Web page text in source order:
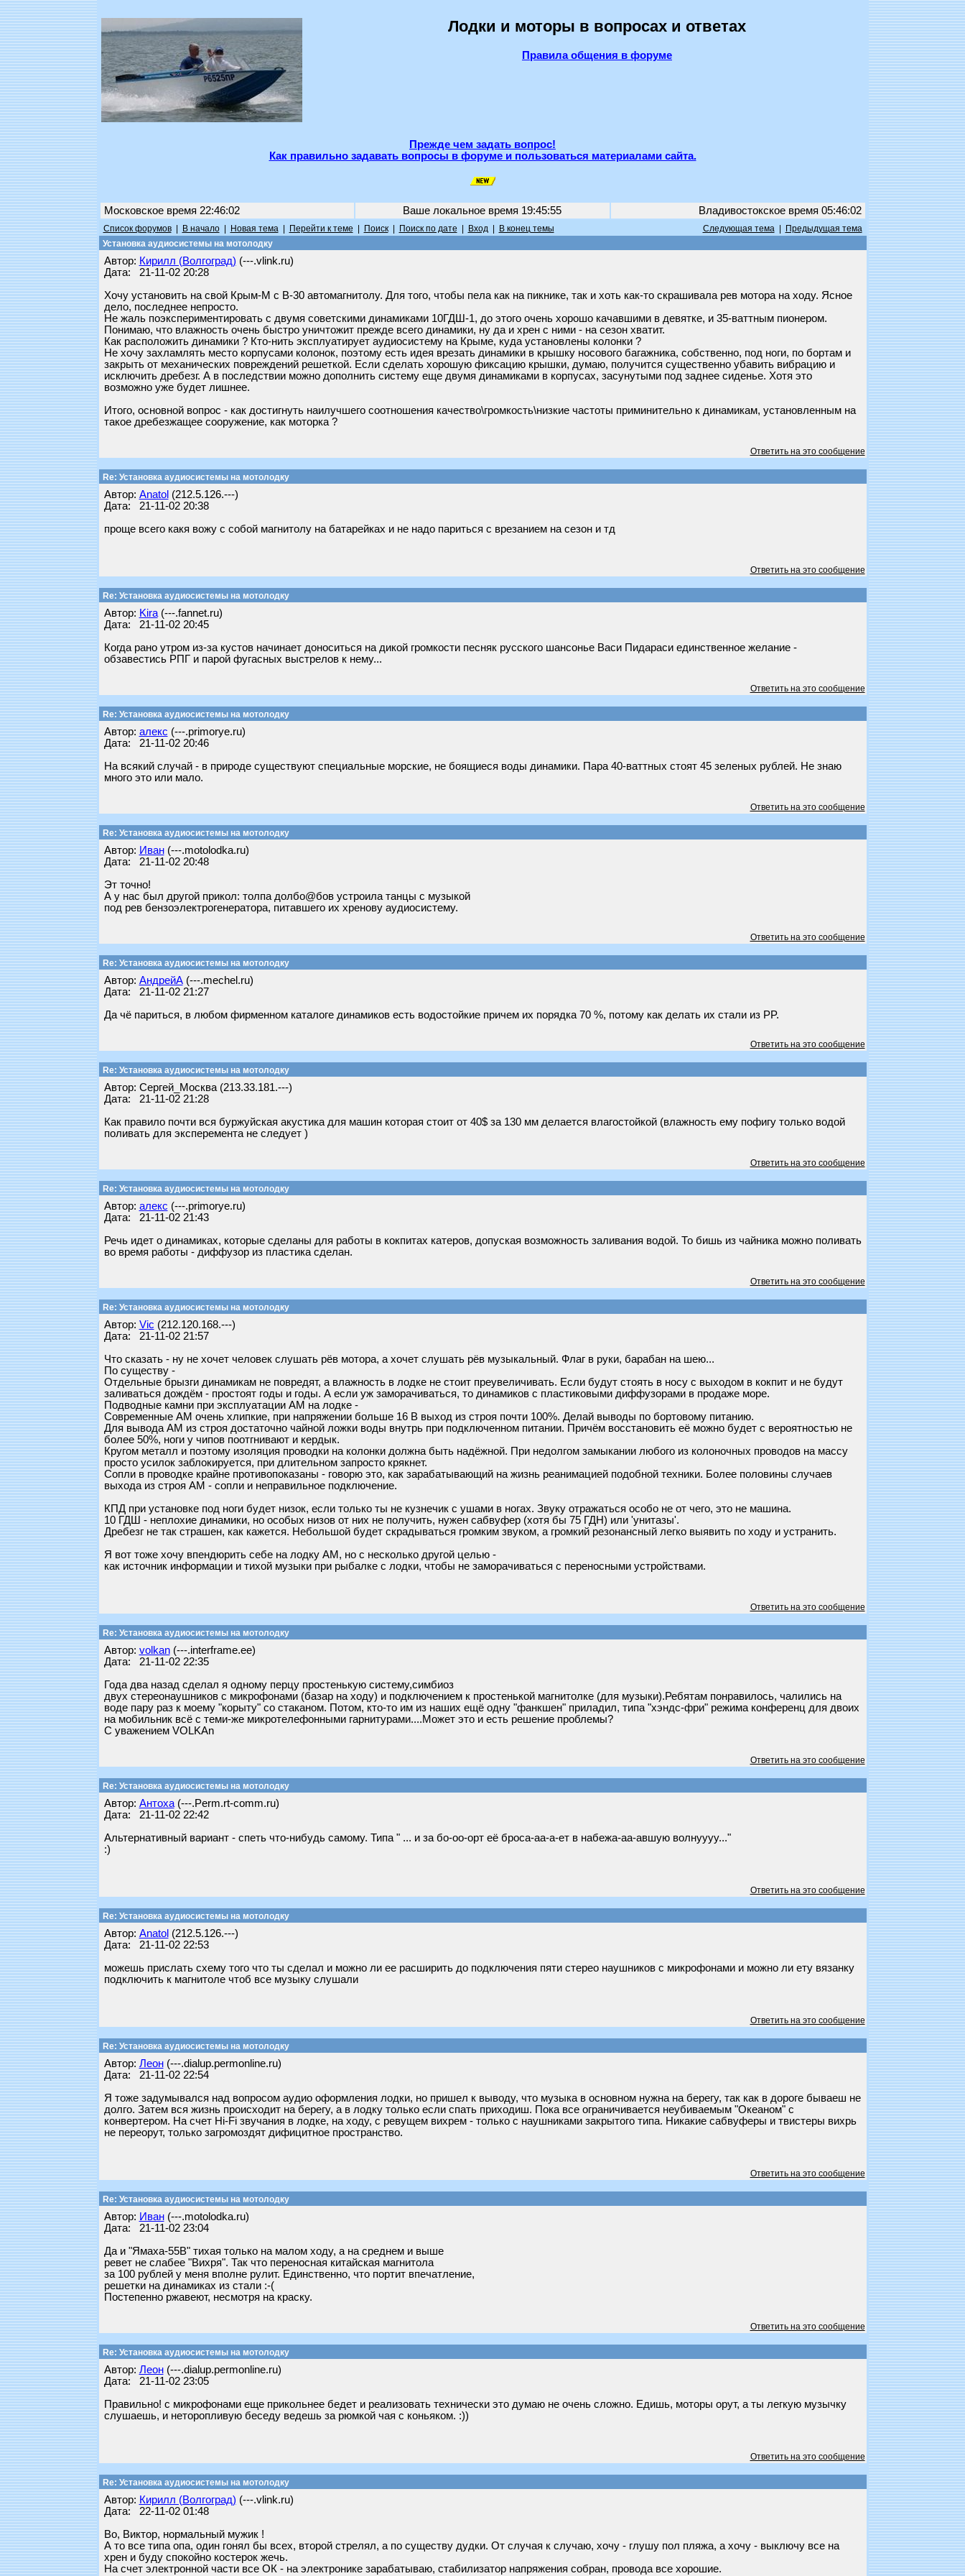
Лодки и моторы в вопросах и ответах
Правила общения в форуме
Прежде чем задать вопрос!
Как правильно задавать вопросы в форуме и пользоваться материалами сайта.
Московское время 22:46:02 Ваше локальное время 19:45:55 Владивостокское время 05:46:02
Список форумов| В начало| Новая тема| Перейти к теме Поиск| Поиск по дате Вход| В конец темы Следующая тема|
Предыдущая тема
Установка аудиосистемы на мотолодку
Автор: Кирилл (Волгоград) (---.vlink.ru)
Дата: 21-11-02 20:28
Хочу установить на свой Крым-М с В-30 автомагнитолу. Для того, чтобы пела как на пикнике, так и хоть как-то скрашивала рев мотора на ходу. Ясное
дело, последнее непросто.
Не жаль поэкспериментировать с двумя советскими динамиками 10ГДШ-1, до этого очень хорошо качавшими в девятке, и 35-ваттным пионером.
Понимаю, что влажность очень быстро уничтожит прежде всего динамики, ну да и хрен с ними - на сезон хватит.
Как расположить динамики ? Кто-нить эксплуатирует аудиосистему на Крыме, куда установлены колонки ?
Не хочу захламлять место корпусами колонок, поэтому есть идея врезать динамики в крышку носового багажника, собственно, под ноги, по бортам и
закрыть от механических повреждений решеткой. Если сделать хорошую фиксацию крышки, думаю, получится существенно убавить вибрацию и
исключить дребезг. А в последствии можно дополнить систему еще двумя динамиками в корпусах, засунутыми под заднее сиденье. Хотя это
возможно уже будет лишнее.
Итого, основной вопрос - как достигнуть наилучшего соотношения качество\громкость\низкие частоты приминительно к динамикам, установленным на
такое дребезжащее сооружение, как моторка ?
Ответить на это сообщение
Re: Установка аудиосистемы на мотолодку
Автор: Anatol (212.5.126.---)
Дата: 21-11-02 20:38
проще всего какя вожу с собой магнитолу на батарейках и не надо париться с врезанием на сезон и тд
Ответить на это сообщение
Re: Установка аудиосистемы на мотолодку
Автор: Kira(---.fannet.ru)
Дата: 21-11-02 20:45
Когда рано утром из-за кустов начинает доноситься на дикой громкости песняк русского шансонье Васи Пидараси единственное желание -
обзавестись РПГ и парой фугасных выстрелов к нему...
Ответить на это сообщение
Re: Установка аудиосистемы на мотолодку
Автор: алекс (---.primorye.ru)
Дата: 21-11-02 20:46
На всякий случай - в природе существуют специальные морские, не боящиеся воды динамики. Пара 40-ваттных стоят 45 зеленых рублей. Не знаю
много это или мало.
Ответить на это сообщение
Re: Установка аудиосистемы на мотолодку
Автор: Иван(---.motolodka.ru)
Дата: 21-11-02 20:48
Эт точно!
А у нас был другой прикол: толпа долбо@бов устроила танцы с музыкой
под рев бензоэлектрогенератора, питавшего их хренову аудиосистему.
Ответить на это сообщение
Re: Установка аудиосистемы на мотолодку
Автор: АндрейА(---.mechel.ru)
Дата: 21-11-02 21:27
Да чё париться, в любом фирменном каталоге динамиков есть водостойкие причем их порядка 70 %, потому как делать их стали из PP.
Ответить на это сообщение
Re: Установка аудиосистемы на мотолодку
Автор: Сергей_Москва (213.33.181.---)
Дата: 21-11-02 21:28
Как правило почти вся буржуйская акустика для машин которая стоит от 40$ за 130 мм делается влагостойкой (влажность ему пофигу только водой
поливать для эксперемента не следует )
Ответить на это сообщение
Re: Установка аудиосистемы на мотолодку
Автор: алекс (---.primorye.ru)
Дата: 21-11-02 21:43
Речь идет о динамиках, которые сделаны для работы в кокпитах катеров, допуская возможность заливания водой. То бишь из чайника можно поливать
во время работы - диффузор из пластика сделан.
Ответить на это сообщение
Re: Установка аудиосистемы на мотолодку
Автор: Vic (212.120.168.---)
Дата: 21-11-02 21:57
Что сказать - ну не хочет человек слушать рёв мотора, а хочет слушать рёв музыкальный. Флаг в руки, барабан на шею...
По существу -
Отдельные брызги динамикам не повредят, а влажность в лодке не стоит преувеличивать. Если будут стоять в носу с выходом в кокпит и не будут
заливаться дождём - простоят годы и годы. А если уж заморачиваться, то динамиков с пластиковыми диффузорами в продаже море.
Подводные камни при эксплуатации АМ на лодке -
Современные АМ очень хлипкие, при напряжении больше 16 В выход из строя почти 100%. Делай выводы по бортовому питанию.
Для вывода АМ из строя достаточно чайной ложки воды внутрь при подключенном питании. Причём восстановить её можно будет с вероятностью не
более 50%, ноги у чипов поотгнивают и кердык.
Кругом металл и поэтому изоляция проводки на колонки должна быть надёжной. При недолгом замыкании любого из колоночных проводов на массу
просто усилок заблокируется, при длительном запросто крякнет.
Сопли в проводке крайне противопоказаны - говорю это, как зарабатывающий на жизнь реанимацией подобной техники. Более половины случаев
выхода из строя АМ - сопли и неправильное подключение.
КПД при установке под ноги будет низок, если только ты не кузнечик с ушами в ногах. Звуку отражаться особо не от чего, это не машина.
10 ГДШ - неплохие динамики, но особых низов от них не получить, нужен сабвуфер (хотя бы 75 ГДН) или 'унитазы'.
Дребезг не так страшен, как кажется. Небольшой будет скрадываться громким звуком, а громкий резонансный легко выявить по ходу и устранить.
Я вот тоже хочу впендюрить себе на лодку АМ, но с несколько другой целью -
как источник информации и тихой музыки при рыбалке с лодки, чтобы не заморачиваться с переносными устройствами.
Ответить на это сообщение
Re: Установка аудиосистемы на мотолодку
Автор: volkan(---.interframe.ee)
Дата: 21-11-02 22:35
Года два назад сделал я одному перцу простенькую систему,симбиоз
двух стереонаушников с микрофонами (базар на ходу) и подключением к простенькой магнитолке (для музыки).Ребятам понравилось, чалились на
воде пару раз к моему "корыту" со стаканом. Потом, кто-то им из наших ещё одну "фанкшен" приладил, типа "хэндс-фри" режима конференц для двоих
на мобильник всё с теми-же микротелефонными гарнитурами....Может это и есть решение проблемы?
С уважением VOLKAn
Ответить на это сообщение
Re: Установка аудиосистемы на мотолодку
Автор: Антоха(---.Perm.rt-comm.ru)
Дата: 21-11-02 22:42
Альтернативный вариант - спеть что-нибудь самому. Типа " ... и за бо-оо-орт её броса-аа-а-ет в набежа-аа-авшую волнуууу..."
:)
Ответить на это сообщение
Re: Установка аудиосистемы на мотолодку
Автор: Anatol (212.5.126.---)
Дата: 21-11-02 22:53
можешь прислать схему того что ты сделал и можно ли ее расширить до подключения пяти стерео наушников с микрофонами и можно ли ету вязанку
подключить к магнитоле чтоб все музыку слушали
Ответить на это сообщение
Re: Установка аудиосистемы на мотолодку
Автор: Леон(---.dialup.permonline.ru)
Дата: 21-11-02 22:54
Я тоже задумывался над вопросом аудио оформления лодки, но пришел к выводу, что музыка в основном нужна на берегу, так как в дороге бываеш не
долго. Затем вся жизнь происходит на берегу, а в лодку только если спать приходиш. Пока все ограничивается неубиваемым "Океаном" с
конвертером. На счет Hi-Fi звучания в лодке, на ходу, с ревущем вихрем - только с наушниками закрытого типа. Никакие сабвуферы и твистеры вихрь
не переорут, только загромоздят дифицитное пространство.
Ответить на это сообщение
Re: Установка аудиосистемы на мотолодку
Автор: Иван(---.motolodka.ru)
Дата: 21-11-02 23:04
Да и "Ямаха-55B" тихая только на малом ходу, а на среднем и выше
ревет не слабее "Вихря". Так что переносная китайская магнитола
за 100 рублей у меня вполне рулит. Единственно, что портит впечатление,
решетки на динамиках из стали :-(
Постепенно ржавеют, несмотря на краску.
Ответить на это сообщение
Re: Установка аудиосистемы на мотолодку
Автор: Леон(---.dialup.permonline.ru)
Дата: 21-11-02 23:05
Правильно! с микрофонами еще прикольнее бедет и реализовать технически это думаю не очень сложно. Едишь, моторы орут, а ты легкую музычку
слушаешь, и неторопливую беседу ведешь за рюмкой чая с коньяком. :))
Ответить на это сообщение
Re: Установка аудиосистемы на мотолодку
Автор: Кирилл (Волгоград) (---.vlink.ru)
Дата: 22-11-02 01:48
Во, Виктор, нормальный мужик !
А то все типа опа, один гонял бы всех, второй стрелял, а по существу дудки. От случая к случаю, хочу - глушу пол пляжа, а хочу - выключу все на
хрен и буду спокойно костерок жечь.
На счет электронной части все ОК - на электронике зарабатываю, стабилизатор напряжения собран, провода все хорошие.